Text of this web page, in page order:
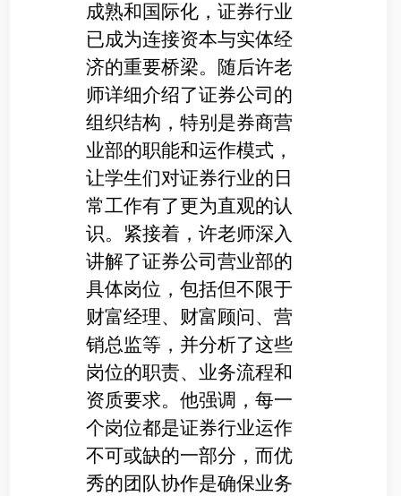
成熟和国际化，证券行业
已成为连接资本与实体经
济的重要桥梁。随后许老
师详细介绍了证券公司的
组织结构，特别是券商营
业部的职能和运作模式，
让学生们对证券行业的日
常工作有了更为直观的认
识。紧接着，许老师深入
讲解了证券公司营业部的
具体岗位，包括但不限于
财富经理、财富顾问、营
销总监等，并分析了这些
岗位的职责、业务流程和
资质要求。他强调，每一
个岗位都是证券行业运作
不可或缺的一部分，而优
秀的团队协作是确保业务